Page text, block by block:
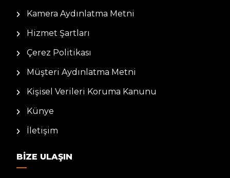
Kamera Aydınlatma Metni
Hizmet Şartları
Çerez Politikası
Müşteri Aydınlatma Metni
Kişisel Verileri Koruma Kanunu
Künye
İletişim
BIZE ULAŞIN